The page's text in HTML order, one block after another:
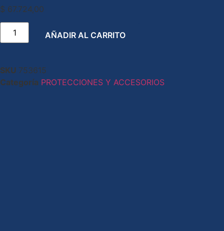
$ 67.724,00
AÑADIR AL CARRITO
SKU 753615
Categoría PROTECCIONES Y ACCESORIOS